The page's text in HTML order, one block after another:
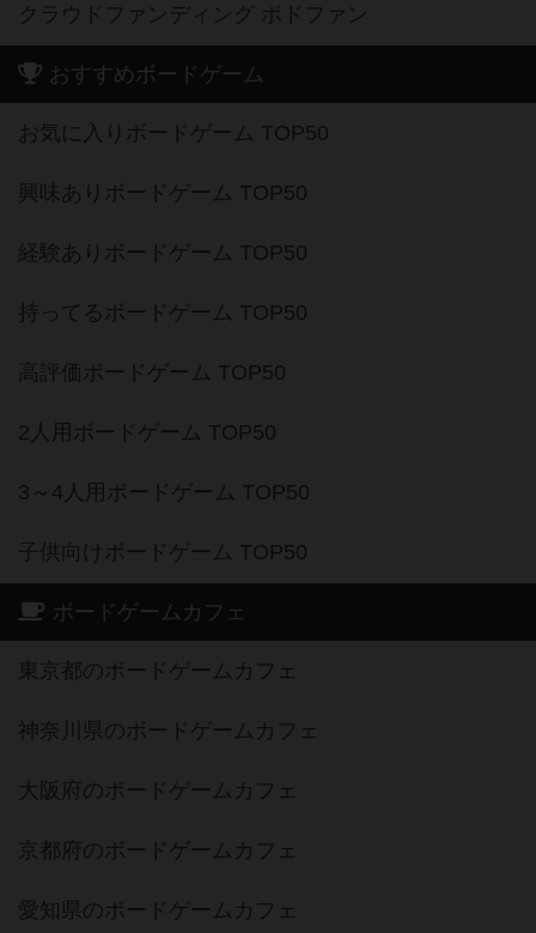
クラウドファンディング ボドファン
おすすめボードゲーム
お気に入りボードゲーム TOP50
興味ありボードゲーム TOP50
経験ありボードゲーム TOP50
持ってるボードゲーム TOP50
高評価ボードゲーム TOP50
2人用ボードゲーム TOP50
3～4人用ボードゲーム TOP50
子供向けボードゲーム TOP50
ボードゲームカフェ
東京都のボードゲームカフェ
神奈川県のボードゲームカフェ
大阪府のボードゲームカフェ
京都府のボードゲームカフェ
愛知県のボードゲームカフェ